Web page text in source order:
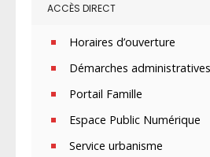
ACCÈS DIRECT
Horaires d’ouverture
Démarches administratives
Portail Famille
Espace Public Numérique
Service urbanisme